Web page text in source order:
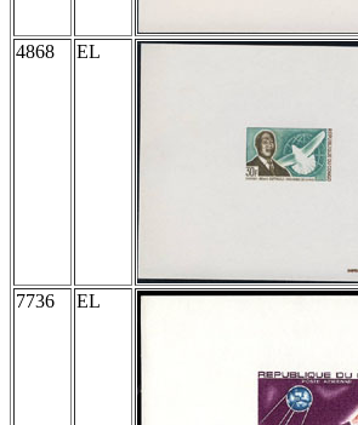
4868 EL
7736 EL